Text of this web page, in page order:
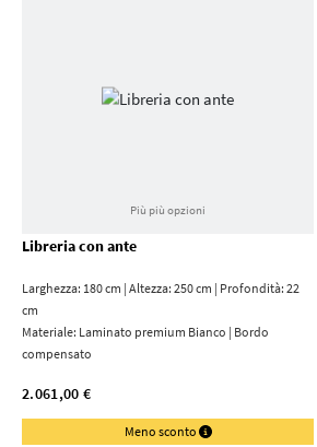
Più più opzioni
Libreria con ante
Larghezza: 180 cm | Altezza: 250 cm | Profondità: 22
cm
Materiale: Laminato premium Bianco | Bordo
compensato
2.061,00 €
Meno sconto